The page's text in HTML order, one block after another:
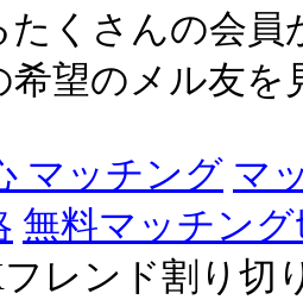
くさんの会員
希望のメル友
マッチング マ
無料マッチング
レンド割り切